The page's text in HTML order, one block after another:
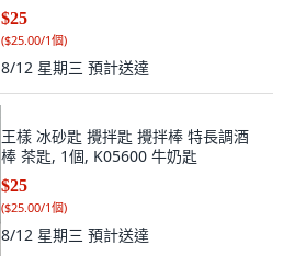
$25
($25.00/1個)
8/12 星期三 預計送達
王樣 冰砂匙 攪拌匙 攪拌棒 特長調酒
棒 茶匙, 1個, K05600 牛奶匙
$25
($25.00/1個)
8/12 星期三 預計送達